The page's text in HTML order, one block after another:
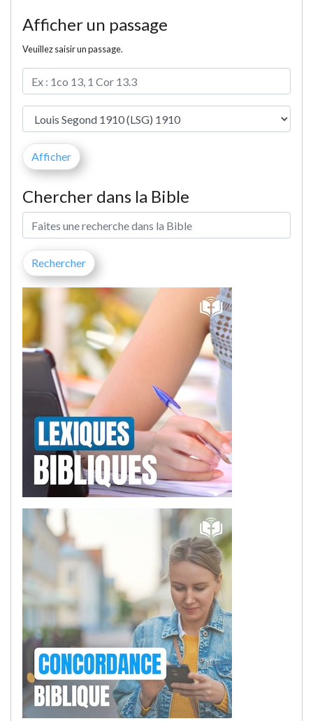
Afficher un passage
Veuillez saisir un passage.
Chercher dans la Bible